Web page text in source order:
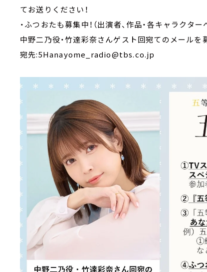
てお送りください！
・ふつおたも募集中！（出演者、作品・各キャラクター
中野二乃役・竹達彩奈さんゲスト回宛てのメールを
宛先:5Hanayome_radio@tbs.co.jp